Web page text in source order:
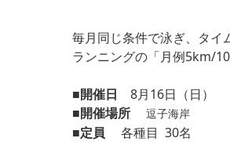
毎月同じ条件で泳ぎ、タイ
ランニングの「月例5km/
■開催日 8月16日（日）
■開催場所
逗子海岸
■定員 各種目 30名